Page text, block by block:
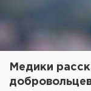
Медики